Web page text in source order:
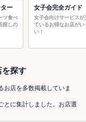
ー
ツ食べ
探しの
女子会完全ガイド
女子会向けサービスが
ているお得なお店がい
い！
探す
お店を多数掲載していま
とに集計しました。お店選